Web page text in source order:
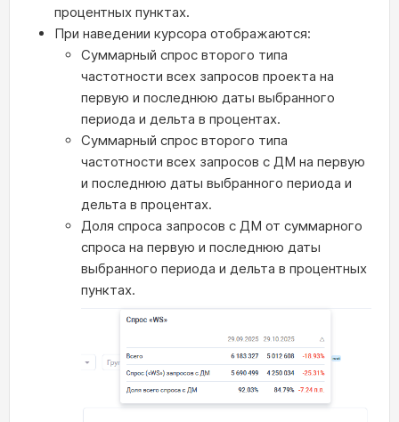
процентных пунктах.
При наведении курсора отображаются:
Суммарный спрос второго типа
частотности всех запросов проекта на
первую и последнюю даты выбранного
периода и дельта в процентах.
Суммарный спрос второго типа
частотности всех запросов с ДМ на первую
и последнюю даты выбранного периода и
дельта в процентах.
Доля спроса запросов с ДМ от суммарного
спроса на первую и последнюю даты
выбранного периода и дельта в процентных
пунктах.